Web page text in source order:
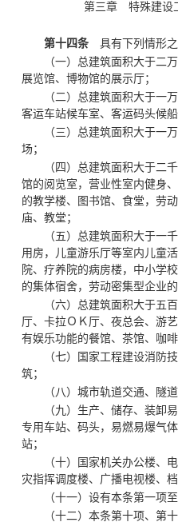
第三章 特殊建设
第十四条 具有下列情形之
（一）总建筑面积大于二
展览馆、博物馆的展示厅；
（二）总建筑面积大于一
客运车站候车室、客运码头候船
（三）总建筑面积大于一
场；
（四）总建筑面积大于二
馆的阅览室，营业性室内健身
的教学楼、图书馆、食堂，劳
庙、教堂；
（五）总建筑面积大于一
用房，儿童游乐厅等室内儿童
院、疗养院的病房楼，中小学
的集体宿舍，劳动密集型企业的
（六）总建筑面积大于五
厅、卡拉ＯＫ厅、夜总会、游
有娱乐功能的餐馆、茶馆、咖啡
（七）国家工程建设消防
筑；
（八）城市轨道交通、隧
（九）生产、储存、装卸
专用车站、码头，易燃易爆气
站；
（十）国家机关办公楼、
灾指挥调度楼、广播电视楼、档
（十一）设有本条第一项
（十二）本条第十项、第